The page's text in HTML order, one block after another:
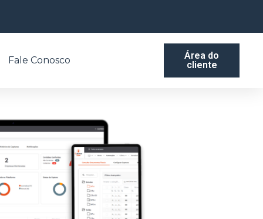
Fale Conosco
Área do
cliente